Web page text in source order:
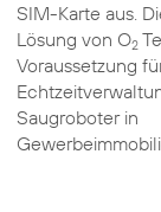
SIM-Karte aus.
Lösung von O2
Voraussetzung
Saugroboter in